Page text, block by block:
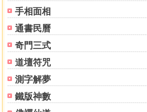
手相面相
通書民曆
奇門三式
道壇符咒
測字解夢
鐵版神數